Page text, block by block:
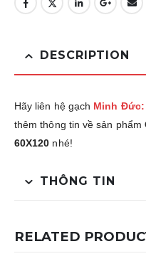
DESCRIPTION
Hãy liên hệ gạch Minh Đức:
thêm thông tin về sản phẩm
60X120 nhé!
THÔNG TIN
RELATED